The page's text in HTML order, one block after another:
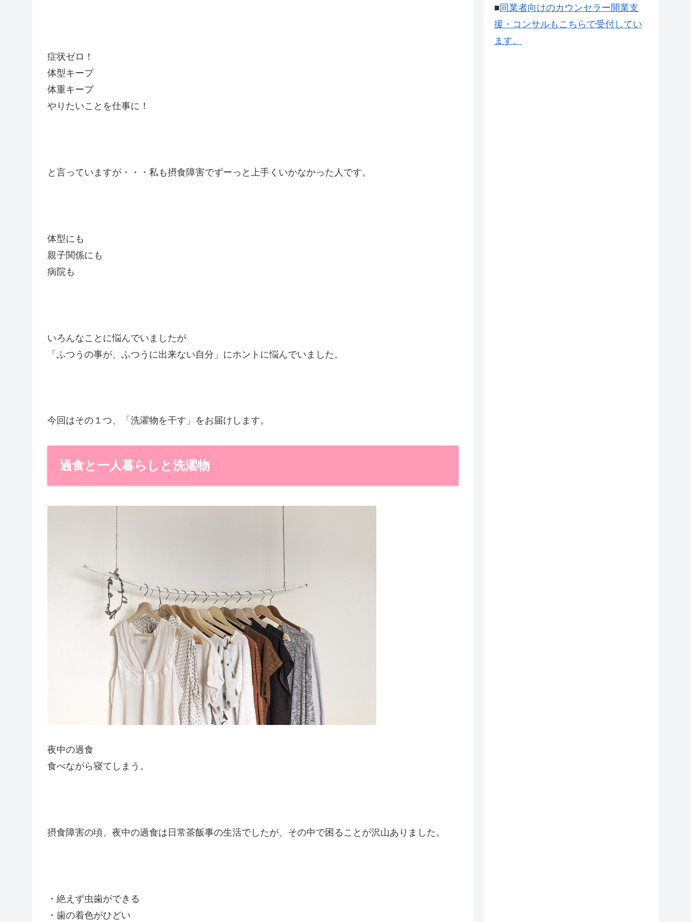
症状ゼロ！
体型キープ
体重キープ
やりたいことを仕事に！
と言っていますが・・・私も摂食障害でずーっと上手くいかなかった人です。
体型にも
親子関係にも
病院も
いろんなことに悩んでいましたが
「ふつうの事が、ふつうに出来ない自分」にホントに悩んでいました。
今回はその１つ、「洗濯物を干す」をお届けします。
過食と一人暮らしと洗濯物
夜中の過食
食べながら寝てしまう。
摂食障害の頃、夜中の過食は日常茶飯事の生活でしたが、その中で困ることが沢山ありました。
・絶えず虫歯ができる
・歯の着色がひどい
■ 同業者向けのカウンセラー開業支
援・コンサルもこちらで受付してい
ます。